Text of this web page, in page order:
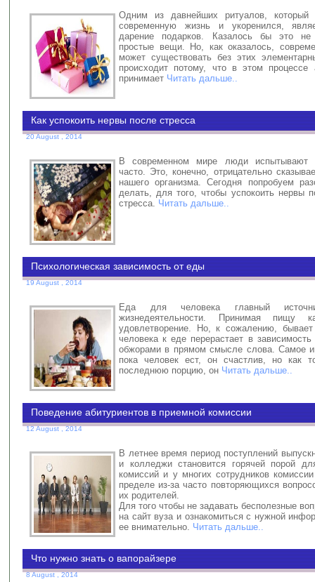
Одним из давнейших ритуалов,
современную жизнь и укоренился,
дарение подарков. Казалось бы это не
простые вещи. Но, как оказалось,
может существовать без этих
происходит потому, что в этом процессе
принимает Читать дальше..
Как успокоить нервы после стресса
20 August , 2014
В современном мире люди испытывают
часто. Это, конечно, отрицательно
нашего организма. Сегодня попробуем
делать, для того, чтобы успокоить нервы
стресса. Читать дальше..
Психологическая зависимость от еды
19 August , 2014
Еда для человека главный
жизнедеятельности. Принимая пищу
удовлетворение. Но, к сожалению,
человека к еде перерастает в
обжорами в прямом смысле слова. Самое
пока человек ест, он счастлив, но как
последнюю порцию, он Читать дальше..
Поведение абитуриентов в приемной комиссии
12 August , 2014
В летнее время период поступлений
и колледжи становится горячей порой
комиссий и у многих сотрудников
пределе из-за часто повторяющихся
их родителей.
Для того чтобы не задавать бесполезные
на сайт вуза и ознакомиться с нужной
ее внимательно. Читать дальше..
Что нужно знать о вапорайзере
8 August , 2014